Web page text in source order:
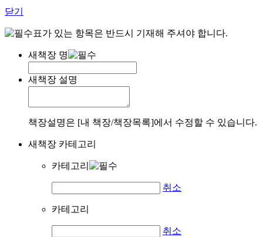
닫기
표가 있는 항목은 반드시 기재해 주셔야 합니다.
새책장 명
새책장 설명
책장설명은 [내 책장/책장목록]에서 수정할 수 있습니다.
새책장 카테고리
카테고리
취소
카테고리
취소